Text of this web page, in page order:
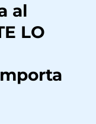
al
LO